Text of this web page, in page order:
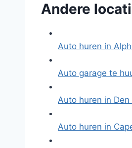
Andere
Auto huren in
Auto garage te
Auto huren in
Auto huren in